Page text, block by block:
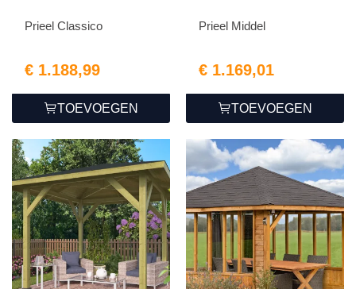
Prieel Classico
€ 1.188,99
TOEVOEGEN
Prieel Middel
€ 1.169,01
TOEVOEGEN